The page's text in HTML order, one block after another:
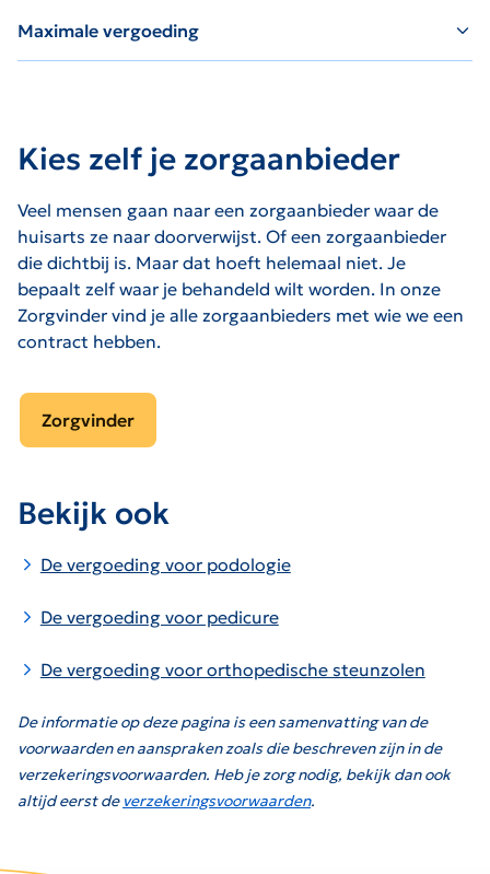
Maximale vergoeding
Kies zelf je zorgaanbieder
Veel mensen gaan naar een zorgaanbieder waar de
huisarts ze naar doorverwijst. Of een zorgaanbieder
die dichtbij is. Maar dat hoeft helemaal niet. Je
bepaalt zelf waar je behandeld wilt worden. In onze
Zorgvinder vind je alle zorgaanbieders met wie we een
contract hebben.
Zorgvinder
Bekijk ook
De vergoeding voor podologie
De vergoeding voor pedicure
De vergoeding voor orthopedische steunzolen
De informatie op deze pagina is een samenvatting van de
voorwaarden en aanspraken zoals die beschreven zijn in de
verzekeringsvoorwaarden. Heb je zorg nodig, bekijk dan ook
altijd eerst de verzekeringsvoorwaarden.